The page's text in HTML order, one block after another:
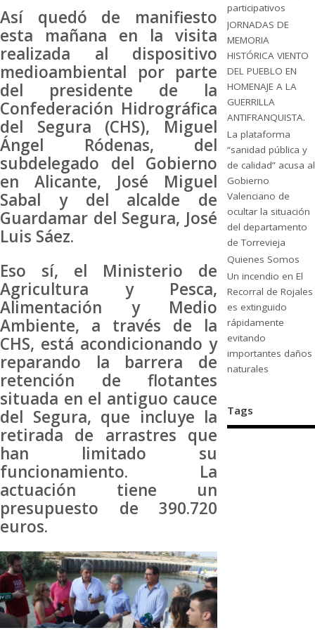
Así quedó de manifiesto
esta mañana en la visita
realizada al dispositivo
medioambiental por parte
del presidente de la
Confederación Hidrográfica
del Segura (CHS), Miguel
Ángel Ródenas, del
subdelegado del Gobierno
en Alicante, José Miguel
Sabal y del alcalde de
Guardamar del Segura, José
Luis Sáez.
Eso sí, el Ministerio de
Agricultura y Pesca,
Alimentación y Medio
Ambiente, a través de la
CHS, está acondicionando y
reparando la barrera de
retención de flotantes
situada en el antiguo cauce
del Segura, que incluye la
retirada de arrastres que
han limitado su
funcionamiento. La
actuación tiene un
presupuesto de 390.720
euros.
participativos
JORNADAS DE
MEMORIA
HISTÓRICA VIENTO
DEL PUEBLO EN
HOMENAJE A LA
GUERRILLA
ANTIFRANQUISTA.
La plataforma
“sanidad pública y
de calidad” acusa al
Gobierno
Valenciano de
ocultar la situación
del departamento
de Torrevieja
Quienes Somos
Un incendio en El
Recorral de Rojales
es extinguido
rápidamente
evitando
importantes daños
naturales
Tags